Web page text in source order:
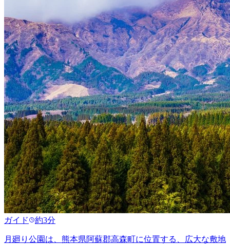
ガイド 約3分
月廻り公園は、熊本県阿蘇郡高森町に位置する、広大な敷地